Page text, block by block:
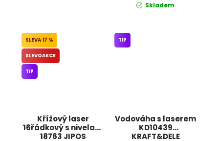
Skladem
Křížový laser
16řádkový s nivelací
18763 JIPOS
17 %
SLEVOAKCE
TIP
Vodováha s laserem
KD10439
KRAFT&DELE
TIP